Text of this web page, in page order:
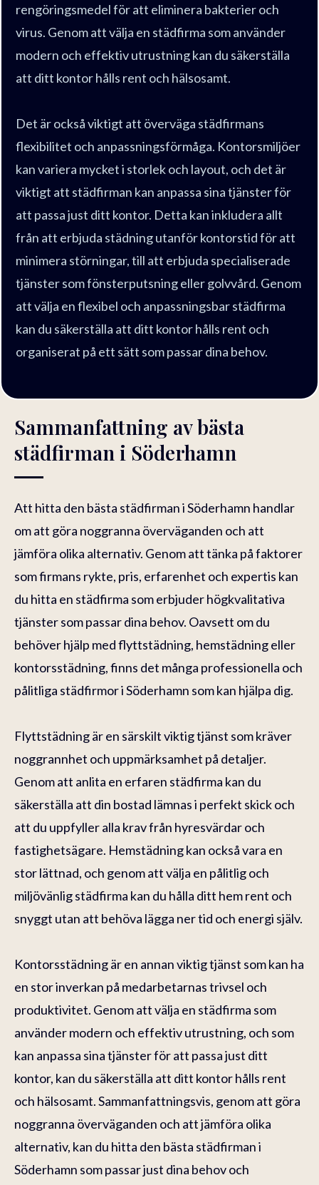
rengöringsmedel för att eliminera bakterier och
virus. Genom att välja en städfirma som använder
modern och effektiv utrustning kan du säkerställa
att ditt kontor hålls rent och hälsosamt.
Det är också viktigt att överväga städfirmans
flexibilitet och anpassningsförmåga. Kontorsmiljöer
kan variera mycket i storlek och layout, och det är
viktigt att städfirman kan anpassa sina tjänster för
att passa just ditt kontor. Detta kan inkludera allt
från att erbjuda städning utanför kontorstid för att
minimera störningar, till att erbjuda specialiserade
tjänster som fönsterputsning eller golvvård. Genom
att välja en flexibel och anpassningsbar städfirma
kan du säkerställa att ditt kontor hålls rent och
organiserat på ett sätt som passar dina behov.
Sammanfattning av bästa
städfirman i Söderhamn
Att hitta den bästa städfirman i Söderhamn handlar
om att göra noggranna överväganden och att
jämföra olika alternativ. Genom att tänka på faktorer
som firmans rykte, pris, erfarenhet och expertis kan
du hitta en städfirma som erbjuder högkvalitativa
tjänster som passar dina behov. Oavsett om du
behöver hjälp med flyttstädning, hemstädning eller
kontorsstädning, finns det många professionella och
pålitliga städfirmor i Söderhamn som kan hjälpa dig.
Flyttstädning är en särskilt viktig tjänst som kräver
noggrannhet och uppmärksamhet på detaljer.
Genom att anlita en erfaren städfirma kan du
säkerställa att din bostad lämnas i perfekt skick och
att du uppfyller alla krav från hyresvärdar och
fastighetsägare. Hemstädning kan också vara en
stor lättnad, och genom att välja en pålitlig och
miljövänlig städfirma kan du hålla ditt hem rent och
snyggt utan att behöva lägga ner tid och energi själv.
Kontorsstädning är en annan viktig tjänst som kan ha
en stor inverkan på medarbetarnas trivsel och
produktivitet. Genom att välja en städfirma som
använder modern och effektiv utrustning, och som
kan anpassa sina tjänster för att passa just ditt
kontor, kan du säkerställa att ditt kontor hålls rent
och hälsosamt. Sammanfattningsvis, genom att göra
noggranna överväganden och att jämföra olika
alternativ, kan du hitta den bästa städfirman i
Söderhamn som passar just dina behov och